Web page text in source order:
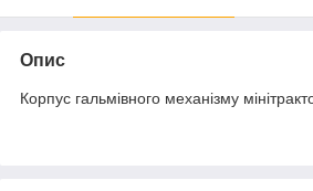
Опис
Корпус гальмівного механізму